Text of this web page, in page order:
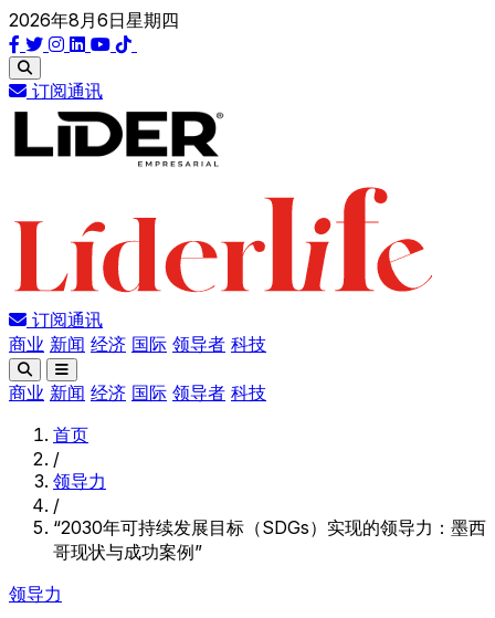
2026年8月6日星期四
订阅通讯
订阅通讯
商业 新闻 经济 国际 领导者 科技
商业 新闻 经济 国际 领导者 科技
首页
/
领导力
/
“2030年可持续发展目标（SDGs）实现的领导力：墨西
哥现状与成功案例”
领导力